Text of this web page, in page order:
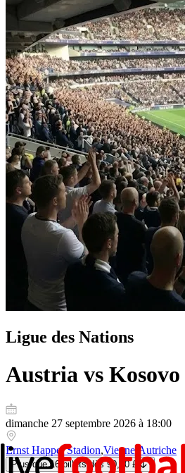
Ligue des Nations
Austria vs Kosovo
dimanche 27 septembre 2026 à 18:00
Ernst Happel Stadion,Vienne Autriche
Plus que 16 billetsdès90,00 £